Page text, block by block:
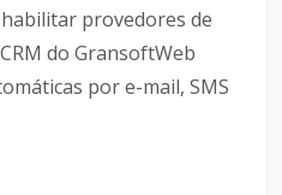
provedores de
do GransoftWeb
por e-mail, SMS